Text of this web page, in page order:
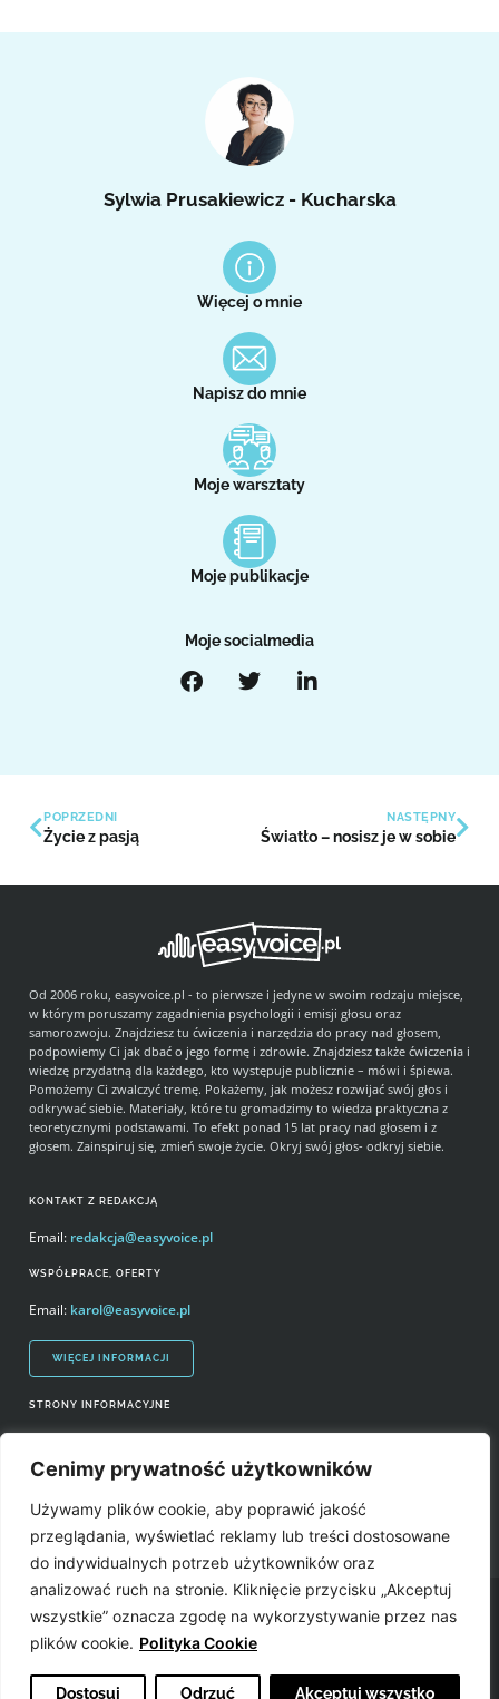
Cenimy prywatność użytkowników
Używamy plików cookie, aby poprawić jakość
przeglądania, wyświetlać reklamy lub treści dostosowane
do indywidualnych potrzeb użytkowników oraz
analizować ruch na stronie. Kliknięcie przycisku „Akceptuj
wszystkie” oznacza zgodę na wykorzystywanie przez nas
plików cookie. Polityka Cookie
Dostosuj Odrzuć Akceptuj wszystko
Sylwia Prusakiewicz - Kucharska
Więcej o mnie
Napisz do mnie
Moje warsztaty
Moje publikacje
Moje socialmedia
POPRZEDNI
Życie z pasją
NASTĘPNY
Światło – nosisz je w sobie
STRONY INFORMACYJNE
Prawa autorskie i wykorzystywanie treści serwisu
Źródła
KONTAKT Z REDAKCJĄ
Email: redakcja@easyvoice.pl
WSPÓŁPRACE, OFERTY
Email: karol@easyvoice.pl
WIĘCEJ INFORMACJI
Od 2006 roku, easyvoice.pl - to pierwsze i jedyne w swoim rodzaju miejsce,
w którym poruszamy zagadnienia psychologii i emisji głosu oraz
samorozwoju. Znajdziesz tu ćwiczenia i narzędzia do pracy nad głosem,
podpowiemy Ci jak dbać o jego formę i zdrowie. Znajdziesz także ćwiczenia i
wiedzę przydatną dla każdego, kto występuje publicznie – mówi i śpiewa.
Pomożemy Ci zwalczyć tremę. Pokażemy, jak możesz rozwijać swój głos i
odkrywać siebie. Materiały, które tu gromadzimy to wiedza praktyczna z
teoretycznymi podstawami. To efekt ponad 15 lat pracy nad głosem i z
głosem. Zainspiruj się, zmień swoje życie. Okryj swój głos- odkryj siebie.
Easyvoice.pl © 2006-2022. Wszystkie prawa zastrzeżone. Stronę zrobiły: